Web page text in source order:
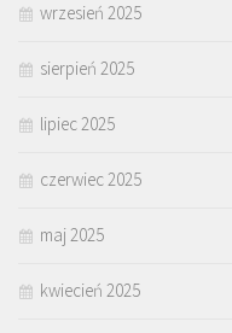
wrzesień 2025
sierpień 2025
lipiec 2025
czerwiec 2025
maj 2025
kwiecień 2025